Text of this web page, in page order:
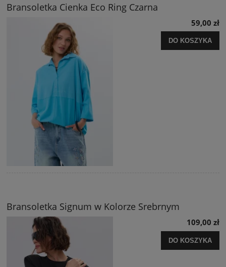
Bransoletka Cienka Eco Ring Czarna
59,00 zł
DO KOSZYKA
Bransoletka Signum w Kolorze Srebrnym
109,00 zł
DO KOSZYKA